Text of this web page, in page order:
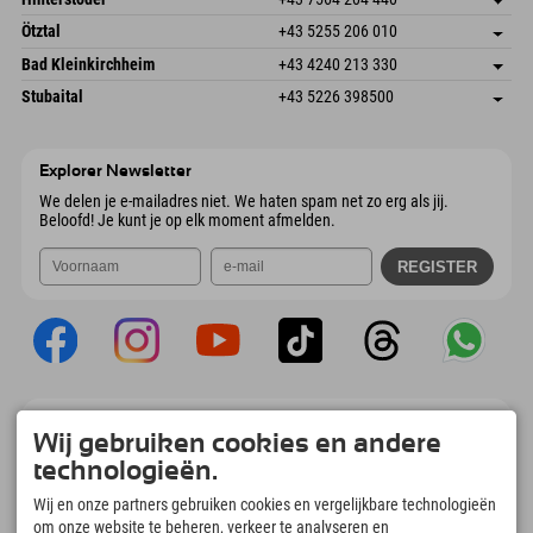
6272 Kaltenbach im Zillertal
Oostenrijk
Aankomstinformatie
Booking
Freizeitpark 10
Oostenrijk
Adres opslaan
Booking
Ötztal +43 5255 206 010
Gscheat 14
6441 Umhausen
Oostenrijk
Adres opslaan
Aankomstinformatie
Booking
Bad Kleinkirchheim +43 4240 213 330
Dorfstraße 24
Adres opslaan
Stubaital +43 5226 398500
Explorer Newsletter
We delen je e-mailadres niet. We haten spam net zo erg als jij.
Beloofd! Je kunt je op elk moment afmelden.
Upload je #ExplorerMoments, Mijn Explorer
To Go met een boekingsoverzicht, bucketlist,
restaurantoverzicht en nog veel meer.
Download nu!
Wij gebruiken cookies en andere
technologieën.
Wij en onze partners gebruiken cookies en vergelijkbare technologieën
om onze website te beheren, verkeer te analyseren en